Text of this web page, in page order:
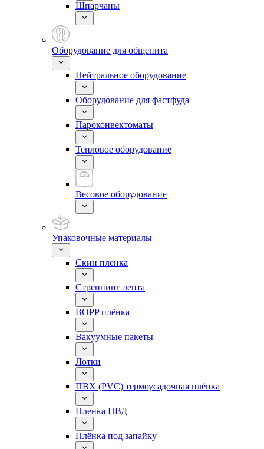
Шпарчаны
Оборудование для общепита
Нейтральное оборудование
Оборудование для фастфуда
Пароконвектоматы
Тепловое оборудование
Весовое оборудование
Упаковочные материалы
Скин пленка
Стреппинг лента
BOPP плёнка
Вакуумные пакеты
Лотки
ПВХ (PVC) термоусадочная плёнка
Пленка ПВД
Плёнка под запайку